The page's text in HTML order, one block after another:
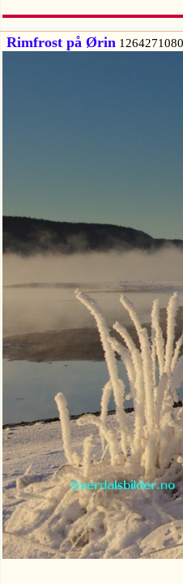
Rimfrost på Ørin